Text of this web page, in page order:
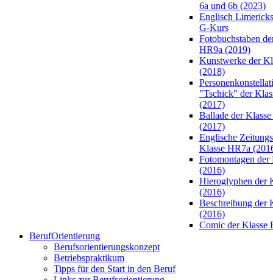
6a und 6b (2023)
Englisch
G-Kurs
Fotobuchstaben
HR9a (2019)
Kunstwerke der
(2018)
"Tschick" der
(2017)
Ballade der
(2017)
Englische
Klasse HR7a
Fotomontagen der
(2016)
Hieroglyphen der
(2016)
Beschreibung der
(2016)
Comic der Klasse
BerufOrientierung
Berufsorientierungskonzept
Betriebspraktikum
Tipps für den Start in den Beruf